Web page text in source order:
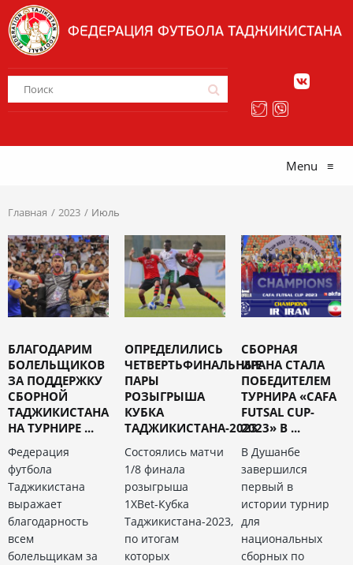
Menu ≡
Главная 2023 Июль
БЛАГОДАРИМ
БОЛЕЛЬЩИКОВ
ЗА ПОДДЕРЖКУ
СБОРНОЙ
ТАДЖИКИСТАНА
НА ТУРНИРЕ ...
Федерация
футбола
Таджикистана
выражает
благодарность
всем
болельщикам за
ОПРЕДЕЛИЛИСЬ
ЧЕТВЕРТЬФИНАЛЬНЫЕ
ПАРЫ
РОЗЫГРЫША
КУБКА
ТАДЖИКИСТАНА-2023
Состоялись матчи
1/8 финала
розыгрыша
1XBet-Кубка
Таджикистана-2023,
по итогам
которых
СБОРНАЯ
ИРАНА СТАЛА
ПОБЕДИТЕЛЕМ
ТУРНИРА «CAFA
FUTSAL CUP-
2023» В ...
В Душанбе
завершился
первый в
истории турнир
для
национальных
сборных по